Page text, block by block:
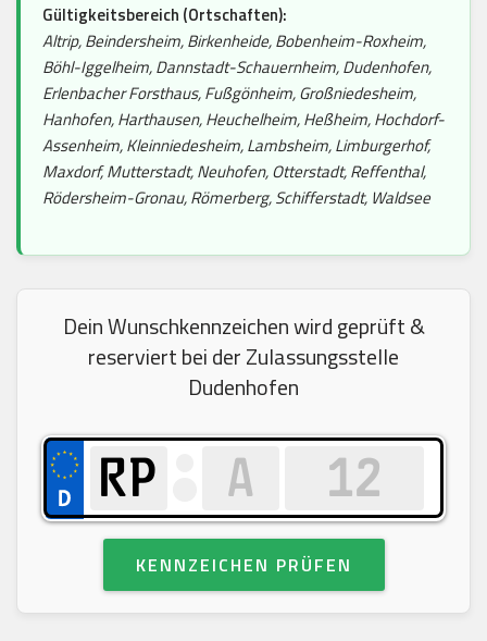
Gültigkeitsbereich (Ortschaften):
Altrip, Beindersheim, Birkenheide, Bobenheim-Roxheim,
Böhl-Iggelheim, Dannstadt-Schauernheim, Dudenhofen,
Erlenbacher Forsthaus, Fußgönheim, Großniedesheim,
Hanhofen, Harthausen, Heuchelheim, Heßheim, Hochdorf-
Assenheim, Kleinniedesheim, Lambsheim, Limburgerhof,
Maxdorf, Mutterstadt, Neuhofen, Otterstadt, Reffenthal,
Rödersheim-Gronau, Römerberg, Schifferstadt, Waldsee
Dein Wunschkennzeichen wird geprüft &
reserviert bei der Zulassungsstelle
Dudenhofen
KENNZEICHEN PRÜFEN